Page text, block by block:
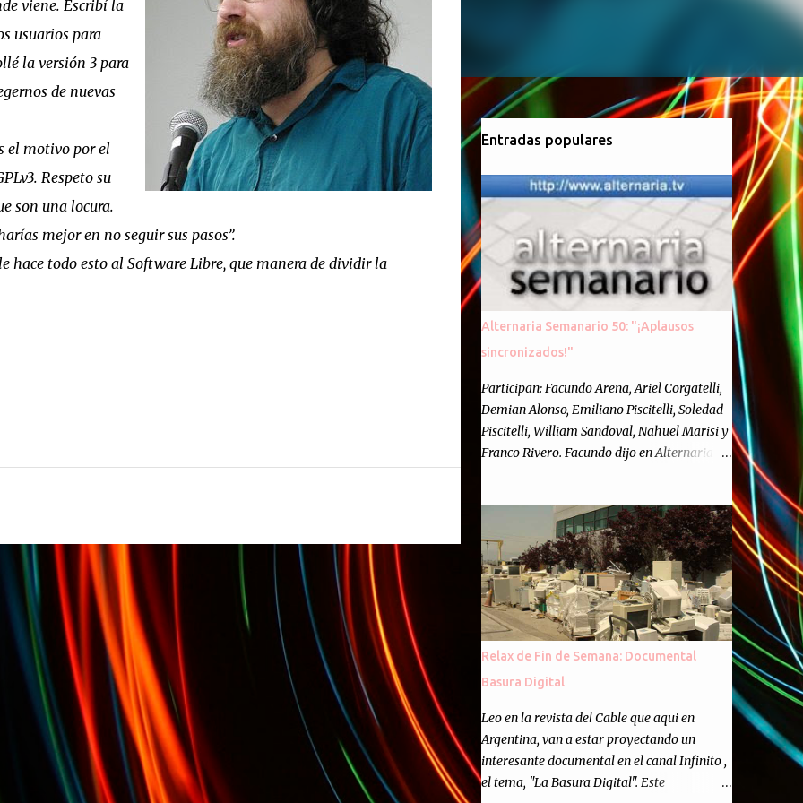
viene. Escribí la
usuarios para
la versión 3 para
de nuevas
el motivo por el
Respeto su
son una locura.
mejor en no seguir sus pasos”.
hace todo esto al Software Libre, que manera de dividir la
Entradas populares
Alternaria Semanario 50: "¡Aplausos
sincronizados!"
Participan: Facundo Arena, Ariel Corgatelli,
Demian Alonso, Emiliano Piscitelli, Soledad
Piscitelli, William Sandoval, Nahuel Marisi y
Franco Rivero. Facundo dijo en Alternaria :
Cincuenta ocasiones para ponernos en
contacto con ustedes y contarles las noticias
de tecnología más importantes, desde
nuestra propia óptica: un punto de vista
independiente e informal.Para festejarlo, se
nos ocurrió que estemos todos juntos; y
cuando digo "todos" me refiero a toda la
semanario como panelista, y a ustedes. Por
eso se nos ocurrió la idea de emitir video en
vivo. La tarea no fué facil, hubo que
coordinar horarios, preparar el estudio,
configurar muchos programejos y hacer
Relax de Fin de Semana: Documental
Basura Digital
Leo en la revista del Cable que aqui en
Argentina, van a estar proyectando un
interesante documental en el canal Infinito ,
el tema, "La Basura Digital". Este